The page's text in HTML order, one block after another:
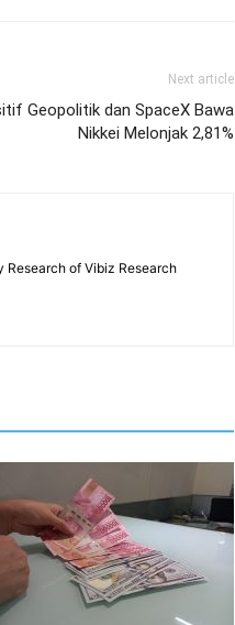
Next article
Geopolitik dan SpaceX Bawa
Nikkei Melonjak 2,81%
Research of Vibiz Research